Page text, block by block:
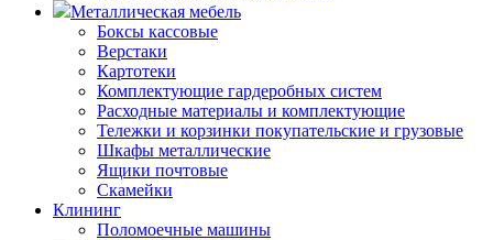
Металлическая мебель
Боксы кассовые
Верстаки
Картотеки
Комплектующие гардеробных систем
Расходные материалы и комплектующие
Тележки и корзинки покупательские и грузовые
Шкафы металлические
Ящики почтовые
Скамейки
Клининг
Поломоечные машины